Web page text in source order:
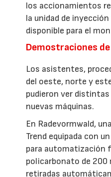
los accionamientos
la unidad de
disponible para el
Demostraciones
Los asistentes,
del oeste, norte y
pudieron ver
nuevas máquinas.
En Radevormwald,
Trend equipada con
para automatización
policarbonato de 200
retiradas